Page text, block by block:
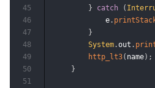
}
catch (
            e
.
}
System .out .
http_lt3( name) ;
}
45
46
47
48
49
50
51